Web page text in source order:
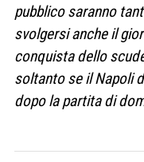
pubblico saranno
svolgersi anche il
conquista dello
soltanto se il Napoli
dopo la partita di